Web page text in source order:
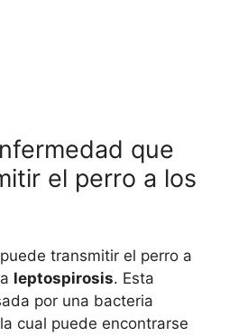
que
el perro a los
transmitir el perro a
leptospirosis. Esta
por una bacteria
cual puede encontrarse